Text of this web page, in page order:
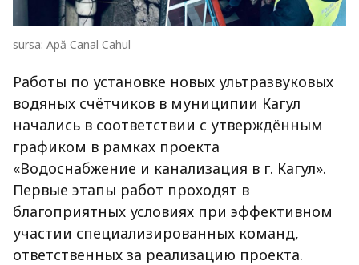
sursa: Apă Canal Cahul
Работы по установке новых ультразвуковых
водяных счётчиков в муниципии Кагул
начались в соответствии с утверждённым
графиком в рамках проекта
«Водоснабжение и канализация в г. Кагул».
Первые этапы работ проходят в
благоприятных условиях при эффективном
участии специализированных команд,
ответственных за реализацию проекта.